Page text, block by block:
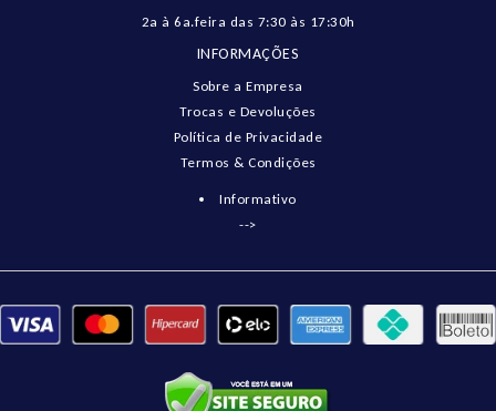
2a à 6a.feira das 7:30 às 17:30h
INFORMAÇÕES
Sobre a Empresa
Trocas e Devoluções
Política de Privacidade
Termos & Condições
Informativo
-->